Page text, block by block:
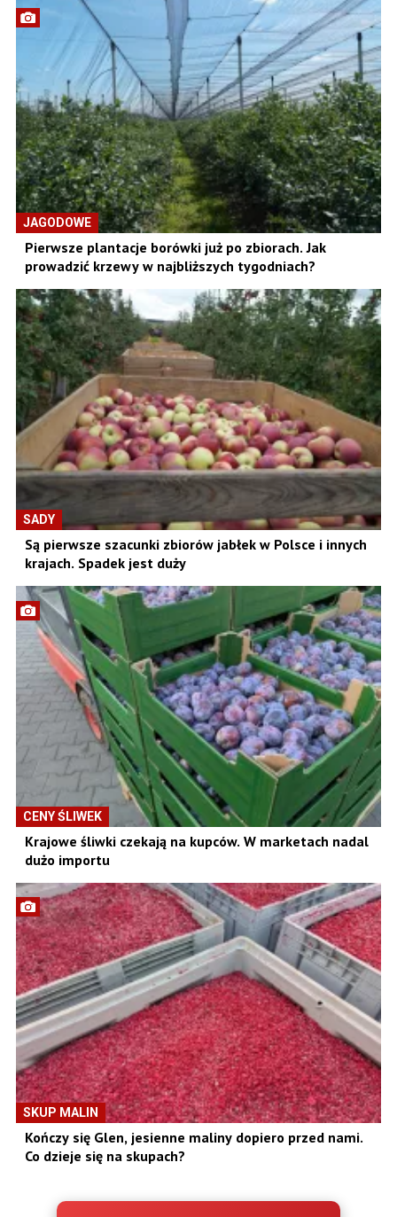
JAGODOWE
Pierwsze plantacje borówki już po zbiorach. Jak
prowadzić krzewy w najbliższych tygodniach?
SADY
Są pierwsze szacunki zbiorów jabłek w Polsce i innych
krajach. Spadek jest duży
CENY ŚLIWEK
Krajowe śliwki czekają na kupców. W marketach nadal
dużo importu
SKUP MALIN
Kończy się Glen, jesienne maliny dopiero przed nami.
Co dzieje się na skupach?